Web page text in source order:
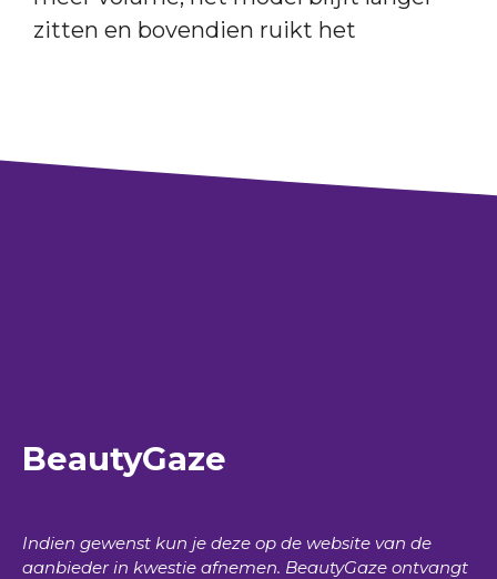
zitten en bovendien ruikt het
BeautyGaze
Indien gewenst kun je deze op de website van de
aanbieder in kwestie afnemen. BeautyGaze ontvangt